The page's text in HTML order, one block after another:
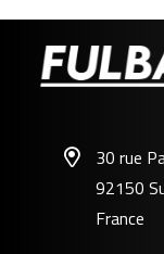
30 rue
92150
France